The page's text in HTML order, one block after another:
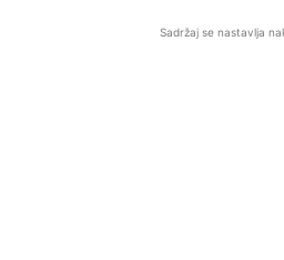
Sadržaj se nastavlja